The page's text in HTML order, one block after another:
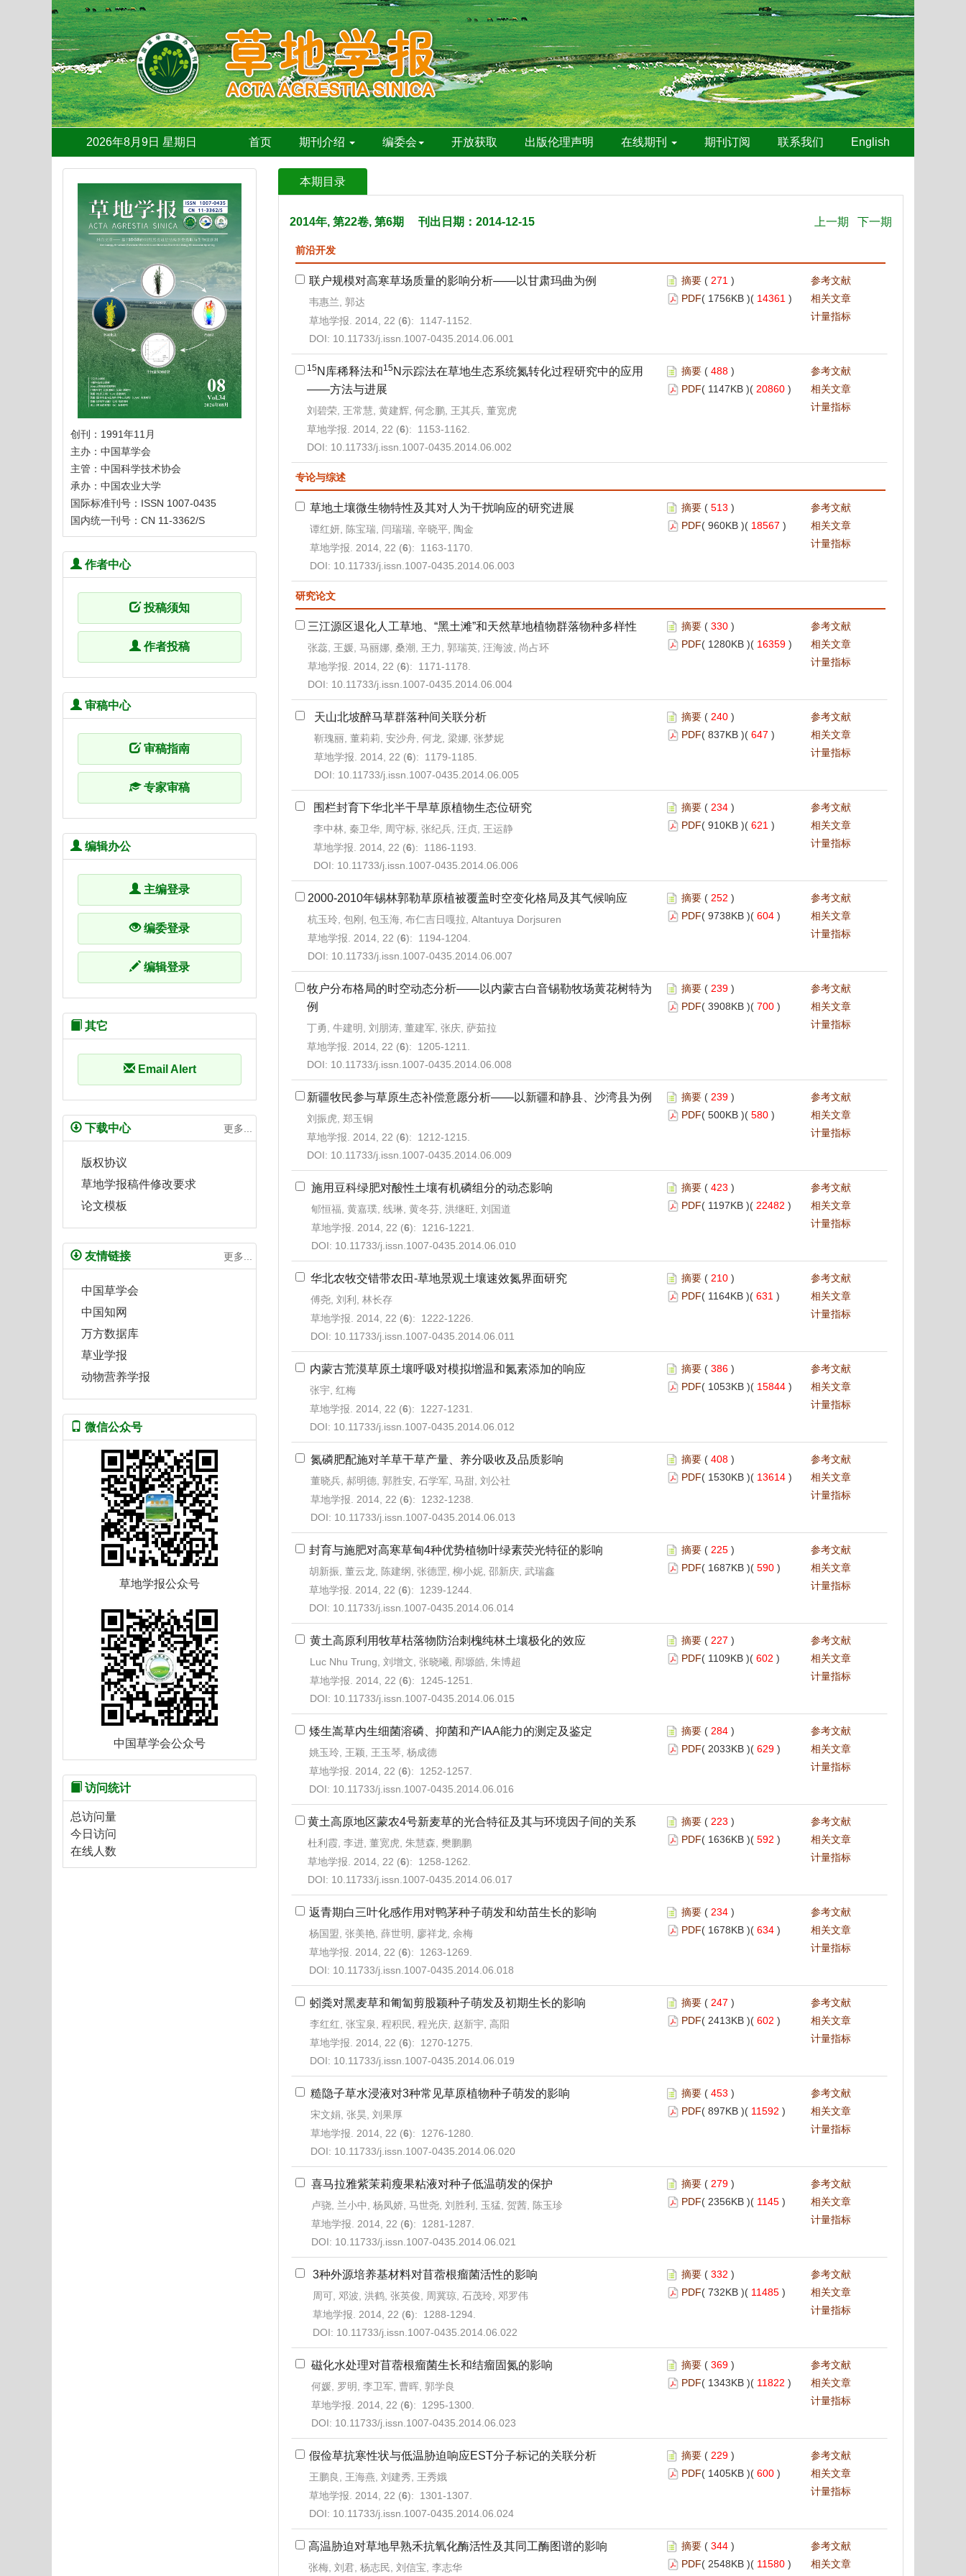
2026年8月9日 星期日 首页 期刊介绍 编委会 开放获取 出版伦理声明 在线期刊 期刊订阅 联系我们 English
本期目录
2014年, 第22卷, 第6期 刊出日期：2014-12-15 上一期 下一期
前沿开发
联户规模对高寒草场质量的影响分析——以甘肃玛曲为例
韦惠兰, 郭达
草地学报. 2014, 22 (6): 1147-1152.
DOI: 10.11733/j.issn.1007-0435.2014.06.001
摘要 ( 271 )
PDF( 1756KB )( 14361 )
参考文献
相关文章
计量指标
15N库稀释法和15N示踪法在草地生态系统氮转化过程研究中的应用
——方法与进展
刘碧荣, 王常慧, 黄建辉, 何念鹏, 王其兵, 董宽虎
草地学报. 2014, 22 (6): 1153-1162.
DOI: 10.11733/j.issn.1007-0435.2014.06.002
摘要 ( 488 )
PDF( 1147KB )( 20860 )
参考文献
相关文章
计量指标
专论与综述
草地土壤微生物特性及其对人为干扰响应的研究进展
谭红妍, 陈宝瑞, 闫瑞瑞, 辛晓平, 陶金
草地学报. 2014, 22 (6): 1163-1170.
DOI: 10.11733/j.issn.1007-0435.2014.06.003
摘要 ( 513 )
PDF( 960KB )( 18567 )
参考文献
相关文章
计量指标
研究论文
三江源区退化人工草地、“黑土滩”和天然草地植物群落物种多样性
张蕊, 王媛, 马丽娜, 桑潮, 王力, 郭瑞英, 汪海波, 尚占环
草地学报. 2014, 22 (6): 1171-1178.
DOI: 10.11733/j.issn.1007-0435.2014.06.004
摘要 ( 330 )
PDF( 1280KB )( 16359 )
参考文献
相关文章
计量指标
天山北坡醉马草群落种间关联分析
靳瑰丽, 董莉莉, 安沙舟, 何龙, 梁娜, 张梦妮
草地学报. 2014, 22 (6): 1179-1185.
DOI: 10.11733/j.issn.1007-0435.2014.06.005
摘要 ( 240 )
PDF( 837KB )( 647 )
参考文献
相关文章
计量指标
围栏封育下华北半干旱草原植物生态位研究
李中林, 秦卫华, 周守标, 张纪兵, 汪贞, 王运静
草地学报. 2014, 22 (6): 1186-1193.
DOI: 10.11733/j.issn.1007-0435.2014.06.006
摘要 ( 234 )
PDF( 910KB )( 621 )
参考文献
相关文章
计量指标
2000-2010年锡林郭勒草原植被覆盖时空变化格局及其气候响应
杭玉玲, 包刚, 包玉海, 布仁吉日嘎拉, Altantuya Dorjsuren
草地学报. 2014, 22 (6): 1194-1204.
DOI: 10.11733/j.issn.1007-0435.2014.06.007
摘要 ( 252 )
PDF( 9738KB )( 604 )
参考文献
相关文章
计量指标
牧户分布格局的时空动态分析——以内蒙古白音锡勒牧场黄花树特为
例
丁勇, 牛建明, 刘朋涛, 董建军, 张庆, 萨茹拉
草地学报. 2014, 22 (6): 1205-1211.
DOI: 10.11733/j.issn.1007-0435.2014.06.008
摘要 ( 239 )
PDF( 3908KB )( 700 )
参考文献
相关文章
计量指标
新疆牧民参与草原生态补偿意愿分析——以新疆和静县、沙湾县为例
刘振虎, 郑玉铜
草地学报. 2014, 22 (6): 1212-1215.
DOI: 10.11733/j.issn.1007-0435.2014.06.009
摘要 ( 239 )
PDF( 500KB )( 580 )
参考文献
相关文章
计量指标
施用豆科绿肥对酸性土壤有机磷组分的动态影响
郇恒福, 黄嘉璞, 线琳, 黄冬芬, 洪继旺, 刘国道
草地学报. 2014, 22 (6): 1216-1221.
DOI: 10.11733/j.issn.1007-0435.2014.06.010
摘要 ( 423 )
PDF( 1197KB )( 22482 )
参考文献
相关文章
计量指标
华北农牧交错带农田-草地景观土壤速效氮界面研究
傅尧, 刘利, 林长存
草地学报. 2014, 22 (6): 1222-1226.
DOI: 10.11733/j.issn.1007-0435.2014.06.011
摘要 ( 210 )
PDF( 1164KB )( 631 )
参考文献
相关文章
计量指标
内蒙古荒漠草原土壤呼吸对模拟增温和氮素添加的响应
张宇, 红梅
草地学报. 2014, 22 (6): 1227-1231.
DOI: 10.11733/j.issn.1007-0435.2014.06.012
摘要 ( 386 )
PDF( 1053KB )( 15844 )
参考文献
相关文章
计量指标
氮磷肥配施对羊草干草产量、养分吸收及品质影响
董晓兵, 郝明德, 郭胜安, 石学军, 马甜, 刘公社
草地学报. 2014, 22 (6): 1232-1238.
DOI: 10.11733/j.issn.1007-0435.2014.06.013
摘要 ( 408 )
PDF( 1530KB )( 13614 )
参考文献
相关文章
计量指标
封育与施肥对高寒草甸4种优势植物叶绿素荧光特征的影响
胡新振, 董云龙, 陈建纲, 张德罡, 柳小妮, 邵新庆, 武瑞鑫
草地学报. 2014, 22 (6): 1239-1244.
DOI: 10.11733/j.issn.1007-0435.2014.06.014
摘要 ( 225 )
PDF( 1687KB )( 590 )
参考文献
相关文章
计量指标
黄土高原利用牧草枯落物防治刺槐纯林土壤极化的效应
Luc Nhu Trung, 刘增文, 张晓曦, 邴塬皓, 朱博超
草地学报. 2014, 22 (6): 1245-1251.
DOI: 10.11733/j.issn.1007-0435.2014.06.015
摘要 ( 227 )
PDF( 1109KB )( 602 )
参考文献
相关文章
计量指标
矮生嵩草内生细菌溶磷、抑菌和产IAA能力的测定及鉴定
姚玉玲, 王颖, 王玉琴, 杨成德
草地学报. 2014, 22 (6): 1252-1257.
DOI: 10.11733/j.issn.1007-0435.2014.06.016
摘要 ( 284 )
PDF( 2033KB )( 629 )
参考文献
相关文章
计量指标
黄土高原地区蒙农4号新麦草的光合特征及其与环境因子间的关系
杜利霞, 李进, 董宽虎, 朱慧森, 樊鹏鹏
草地学报. 2014, 22 (6): 1258-1262.
DOI: 10.11733/j.issn.1007-0435.2014.06.017
摘要 ( 223 )
PDF( 1636KB )( 592 )
参考文献
相关文章
计量指标
返青期白三叶化感作用对鸭茅种子萌发和幼苗生长的影响
杨国盟, 张美艳, 薛世明, 廖祥龙, 余梅
草地学报. 2014, 22 (6): 1263-1269.
DOI: 10.11733/j.issn.1007-0435.2014.06.018
摘要 ( 234 )
PDF( 1678KB )( 634 )
参考文献
相关文章
计量指标
蚓粪对黑麦草和匍匐剪股颖种子萌发及初期生长的影响
李红红, 张宝泉, 程积民, 程光庆, 赵新宇, 高阳
草地学报. 2014, 22 (6): 1270-1275.
DOI: 10.11733/j.issn.1007-0435.2014.06.019
摘要 ( 247 )
PDF( 2413KB )( 602 )
参考文献
相关文章
计量指标
糙隐子草水浸液对3种常见草原植物种子萌发的影响
宋文娟, 张昊, 刘果厚
草地学报. 2014, 22 (6): 1276-1280.
DOI: 10.11733/j.issn.1007-0435.2014.06.020
摘要 ( 453 )
PDF( 897KB )( 11592 )
参考文献
相关文章
计量指标
喜马拉雅紫茉莉瘦果粘液对种子低温萌发的保护
卢骁, 兰小中, 杨凤娇, 马世尧, 刘胜利, 玉猛, 贺茜, 陈玉珍
草地学报. 2014, 22 (6): 1281-1287.
DOI: 10.11733/j.issn.1007-0435.2014.06.021
摘要 ( 279 )
PDF( 2356KB )( 1145 )
参考文献
相关文章
计量指标
3种外源培养基材料对苜蓿根瘤菌活性的影响
周可, 邓波, 洪鹤, 张英俊, 周冀琼, 石茂玲, 邓罗伟
草地学报. 2014, 22 (6): 1288-1294.
DOI: 10.11733/j.issn.1007-0435.2014.06.022
摘要 ( 332 )
PDF( 732KB )( 11485 )
参考文献
相关文章
计量指标
磁化水处理对苜蓿根瘤菌生长和结瘤固氮的影响
何媛, 罗明, 李卫军, 曹晖, 郭学良
草地学报. 2014, 22 (6): 1295-1300.
DOI: 10.11733/j.issn.1007-0435.2014.06.023
摘要 ( 369 )
PDF( 1343KB )( 11822 )
参考文献
相关文章
计量指标
假俭草抗寒性状与低温胁迫响应EST分子标记的关联分析
王鹏良, 王海燕, 刘建秀, 王秀娥
草地学报. 2014, 22 (6): 1301-1307.
DOI: 10.11733/j.issn.1007-0435.2014.06.024
摘要 ( 229 )
PDF( 1405KB )( 600 )
参考文献
相关文章
计量指标
高温胁迫对草地早熟禾抗氧化酶活性及其同工酶图谱的影响
张梅, 刘君, 杨志民, 刘信宝, 李志华
摘要 ( 344 )
PDF( 2548KB )( 11580 )
参考文献
相关文章
创刊：1991年11月
主办：中国草学会
主管：中国科学技术协会
承办：中国农业大学
国际标准刊号：ISSN 1007-0435
国内统一刊号：CN 11-3362/S
作者中心
投稿须知
作者投稿
审稿中心
审稿指南
专家审稿
编辑办公
主编登录
编委登录
编辑登录
其它
Email Alert
下载中心 更多...
版权协议
草地学报稿件修改要求
论文模板
友情链接 更多...
中国草学会
中国知网
万方数据库
草业学报
动物营养学报
微信公众号
草地学报公众号
中国草学会公众号
访问统计
总访问量
今日访问
在线人数